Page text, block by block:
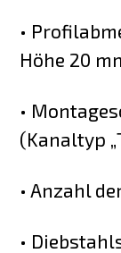
•
Höhe 20
•
(Kanaltyp
• Anzahl
•